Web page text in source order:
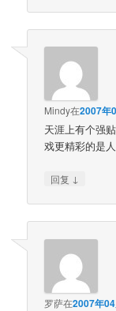
Mindy在2007年
天涯上有个强
戏更精彩的是
回复 ↓
罗萨在2007年